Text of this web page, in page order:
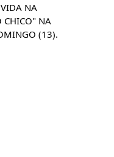
VIDA NA
CHICO" NA
(13).